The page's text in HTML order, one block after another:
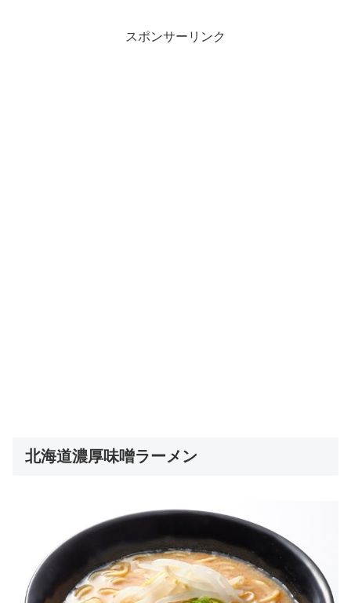
スポンサーリンク
北海道濃厚味噌ラーメン